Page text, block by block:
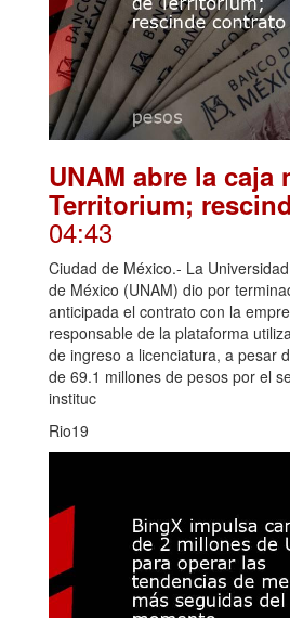
UNAM abre la caja
Territorium;
04:43
Ciudad de México.- La
de México (UNAM) dio por
anticipada el contrato con la
responsable de la plataforma
de ingreso a licenciatura, a pesar
de 69.1 millones de pesos por el
instituc
Rio19